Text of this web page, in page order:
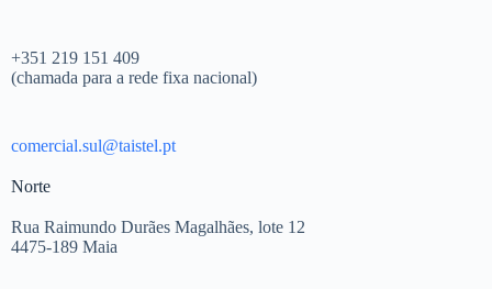
+351 219 151 409
(chamada para a rede fixa nacional)
comercial.sul@taistel.pt
Norte
Rua Raimundo Durães Magalhães, lote 12
4475-189 Maia